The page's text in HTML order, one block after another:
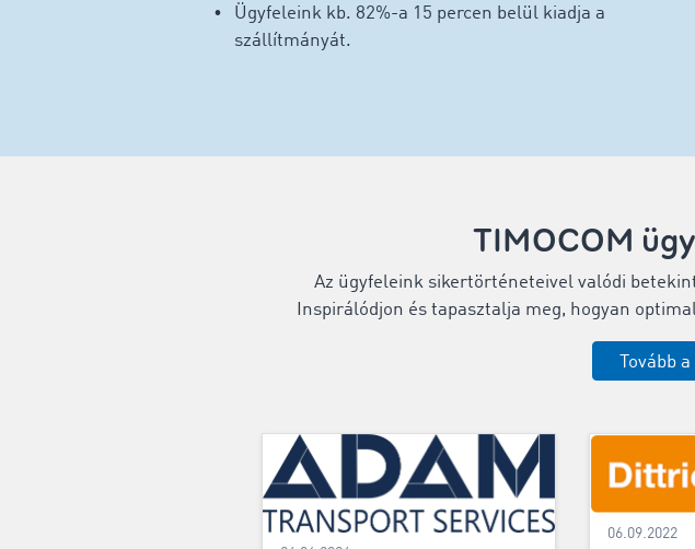
Ügyfeleink kb. 82%-a 15 percen belül kiadja a
szállítmányát.
TIMOCOM
Az ügyfeleink sikertörténeteivel valódi
Inspirálódjon és tapasztalja meg, hogyan
Tovább
06.09.2022